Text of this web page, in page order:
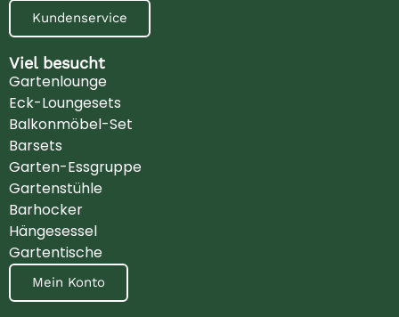
Kundenservice
Viel besucht
Gartenlounge
Eck-Loungesets
Balkonmöbel-Set
Barsets
Garten-Essgruppe
Gartenstühle
Barhocker
Hängesessel
Gartentische
Mein Konto